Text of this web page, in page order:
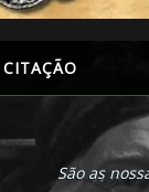
CITAÇÃO
São as